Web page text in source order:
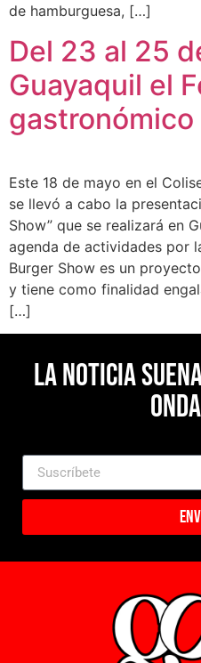
de hamburguesa, […]
Del 23 al 25
Guayaquil el
Este 18 de mayo en el
se llevó a cabo la
Show” que se realizará en
agenda de actividades por
Burger Show es un
y tiene como finalidad
[…]
La noticia